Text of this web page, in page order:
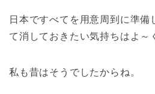
日本ですべてを用意周到に準備
て消しておきたい気持ちはよ～
私も昔はそうでしたからね。